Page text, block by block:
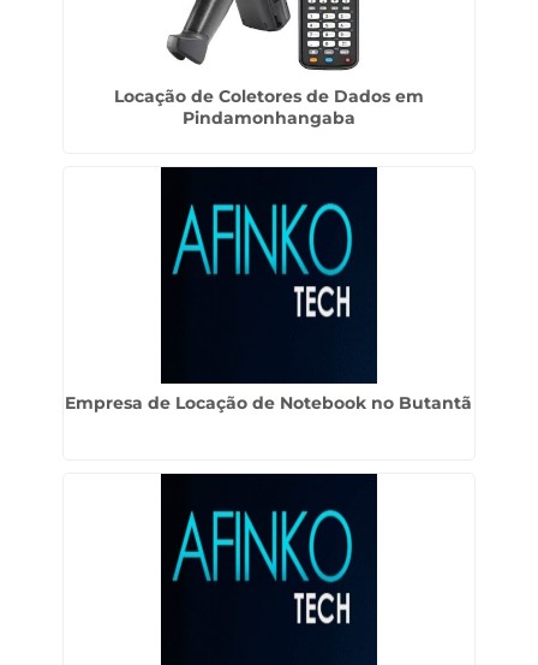
Locação de Coletores de Dados em
Pindamonhangaba
Empresa de Locação de Notebook no Butantã